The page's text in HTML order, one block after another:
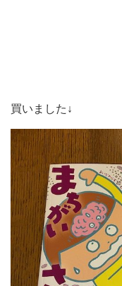
買いました↓